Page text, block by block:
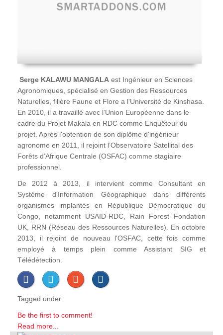
Serge KALAWU MANGALA est Ingénieur en Sciences
Agronomiques, spécialisé en Gestion des Ressources
Naturelles, filière Faune et Flore a l'Université de Kinshasa.
En 2010, il a travaillé avec l’Union Européenne dans le
cadre du Projet Makala en RDC comme Enquêteur du
projet. Après l'obtention de son diplôme d'ingénieur
agronome en 2011, il rejoint l’Observatoire Satellital des
Forêts d’Afrique Centrale (OSFAC) comme stagiaire
professionnel.
De 2012 à 2013, il intervient comme Consultant en
Système d'Information Géographique dans différents
organismes implantés en République Démocratique du
Congo, notamment USAID-RDC, Rain Forest Fondation
UK, RRN (Réseau des Ressources Naturelles). En octobre
2013, il rejoint de nouveau l'OSFAC, cette fois comme
employé à temps plein comme Assistant SIG et
Télédétection.
Tagged under
Be the first to comment!
Read more...